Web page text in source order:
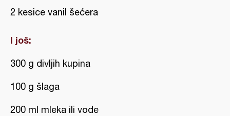
2 kesice vanil šećera
I još:
300 g divljih kupina
100 g šlaga
200 ml mleka ili vode